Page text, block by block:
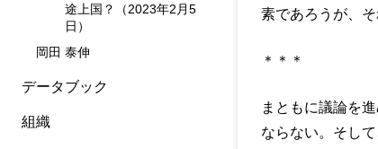
素であろうが、
＊＊＊
まともに議論を
ならない。そし
途上国？（2023年2月5
日）
岡田 泰伸
データブック
組織